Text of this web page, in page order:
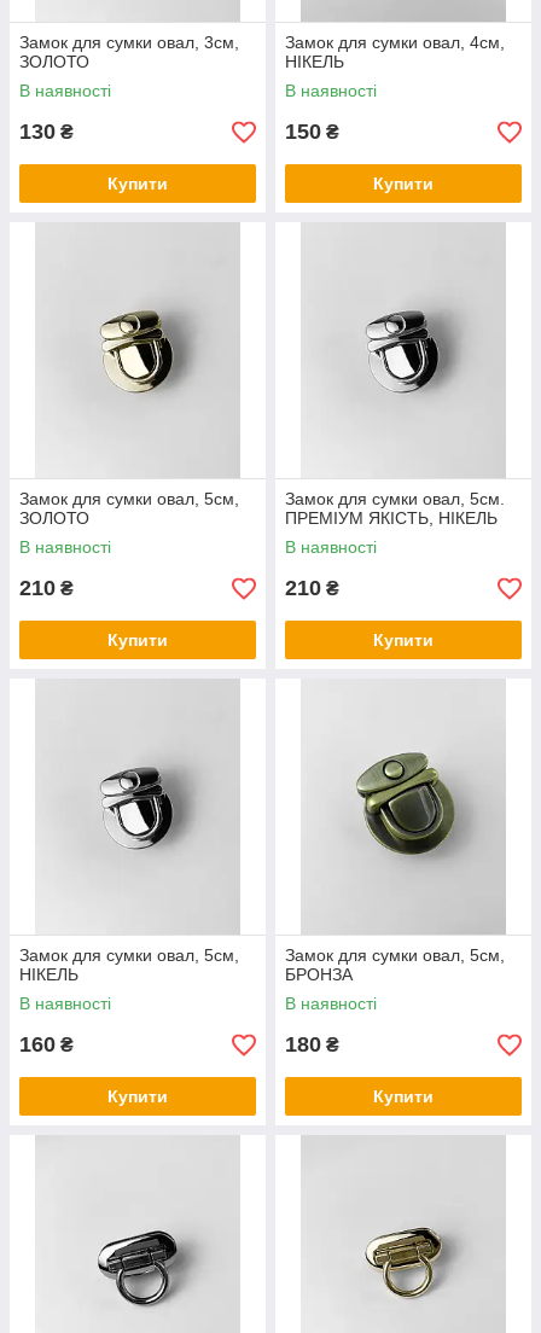
Замок для сумки овал, 3см,
ЗОЛОТО
В наявності
130 ₴
Купити
Замок для сумки овал, 4см,
НІКЕЛЬ
В наявності
150 ₴
Купити
Замок для сумки овал, 5см,
ЗОЛОТО
В наявності
210 ₴
Купити
Замок для сумки овал, 5см.
ПРЕМІУМ ЯКІСТЬ, НІКЕЛЬ
В наявності
210 ₴
Купити
Замок для сумки овал, 5см,
НІКЕЛЬ
В наявності
160 ₴
Купити
Замок для сумки овал, 5см,
БРОНЗА
В наявності
180 ₴
Купити